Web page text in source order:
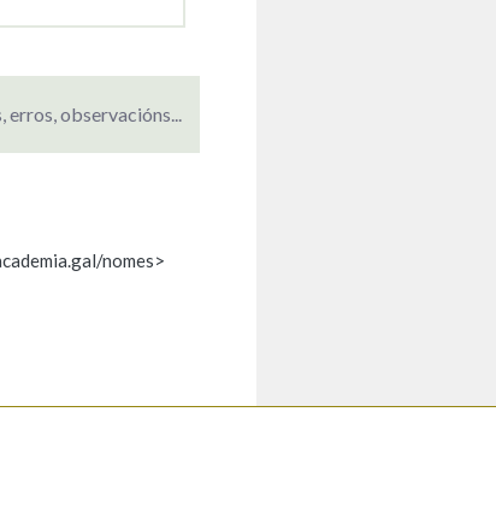
erros, observacións...
nomes>